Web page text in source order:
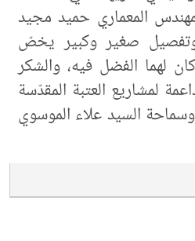
المعماري حميد مجيد
صغير وكبير يخصّ
لهما الفضل فيه، والشكر
لمشاريع العتبة المقدّسة
السيد علاء الموسوي